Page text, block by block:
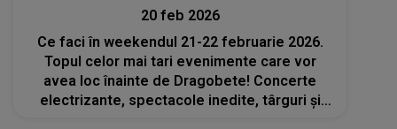
20 feb 2026
Ce faci în weekendul 21-22 februarie 2026.
Topul celor mai tari evenimente care vor
avea loc înainte de Dragobete! Concerte
electrizante, spectacole inedite, târguri și